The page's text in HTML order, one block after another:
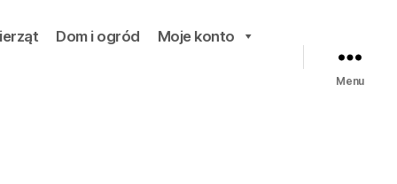
Dom i ogród
Moje konto
Menu